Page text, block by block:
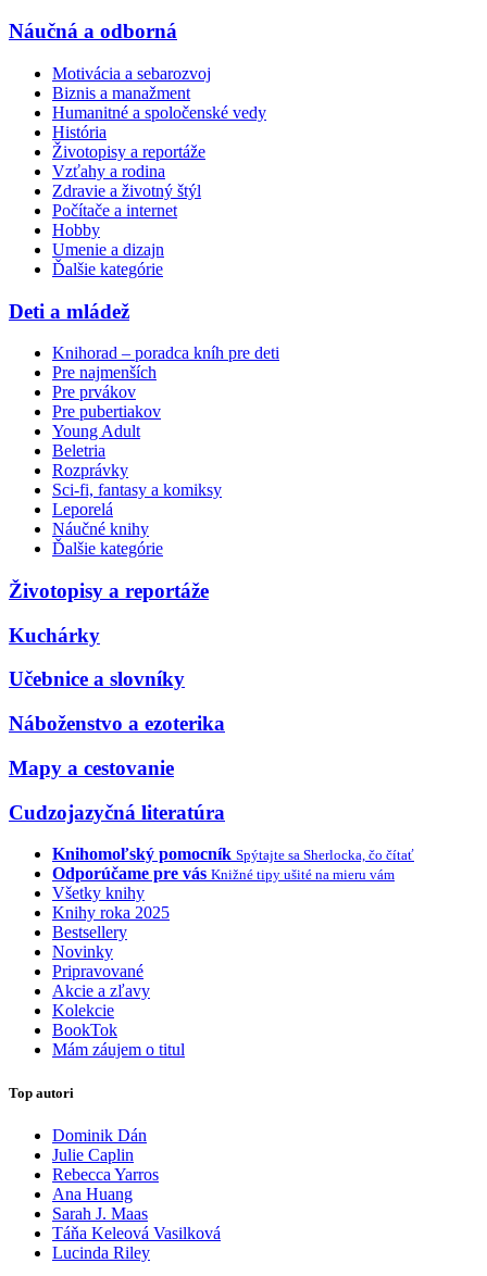
Náučná a odborná
Motivácia a sebarozvoj
Biznis a manažment
Humanitné a spoločenské vedy
História
Životopisy a reportáže
Vzťahy a rodina
Zdravie a životný štýl
Počítače a internet
Hobby
Umenie a dizajn
Ďalšie kategórie
Deti a mládež
Knihorad – poradca kníh pre deti
Pre najmenších
Pre prvákov
Pre pubertiakov
Young Adult
Beletria
Rozprávky
Sci-fi, fantasy a komiksy
Leporelá
Náučné knihy
Ďalšie kategórie
Životopisy a reportáže
Kuchárky
Učebnice a slovníky
Náboženstvo a ezoterika
Mapy a cestovanie
Cudzojazyčná literatúra
Knihomoľský pomocník Spýtajte sa Sherlocka, čo čítať
Odporúčame pre vás Knižné tipy ušité na mieru vám
Všetky knihy
Knihy roka 2025
Bestsellery
Novinky
Pripravované
Akcie a zľavy
Kolekcie
BookTok
Mám záujem o titul
Top autori
Dominik Dán
Julie Caplin
Rebecca Yarros
Ana Huang
Sarah J. Maas
Táňa Keleová Vasilková
Lucinda Riley